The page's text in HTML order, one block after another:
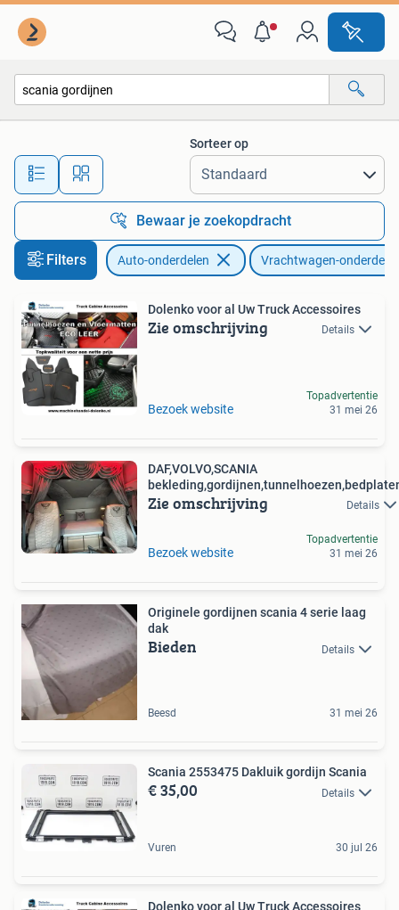
Alle afstanden…
Sorteer op
Bewaar je zoekopdracht
Filters Auto-onderdelen Vrachtwagen-
Dolenko voor al Uw Truck Accessoires
Zie omschrijving Details
Bezoek website
Topadvertentie
31 mei 26
DAF,VOLVO,SCANIA
Zie omschrijving Details
Bezoek website
Topadvertentie
31 mei 26
Originele gordijnen scania 4 serie laag
dak
Bieden Details
Beesd 31 mei 26
Scania 2553475 Dakluik gordijn Scania
€ 35,00 Details
Vuren 30 jul 26
Dolenko voor al Uw Truck Accessoires